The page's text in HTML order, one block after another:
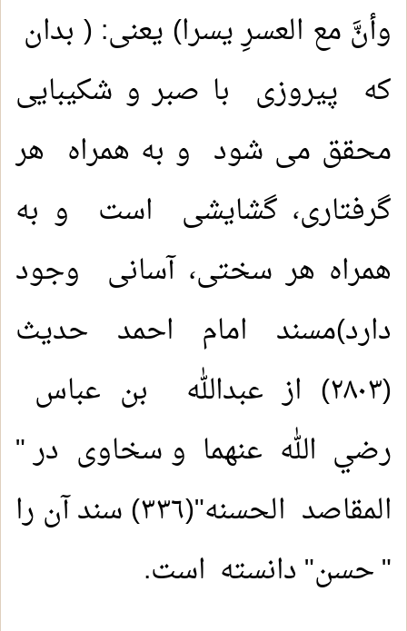
وأنَّ مع العسرِ یسرا) یعنی: ( بدان
که پیروزی با صبر و شکیبایی
محقق می شود و به همراه هر
گرفتاری، گشایشی است و به
همراه هر سختی، آسانی وجود
دارد)مسند امام احمد حدیث
(۲۸۰۳) از عبدالله بن عباس
رضي الله عنهما و سخاوی در "
المقاصد الحسنه"(٣٣٦) سند آن را
" حسن" دانسته است.